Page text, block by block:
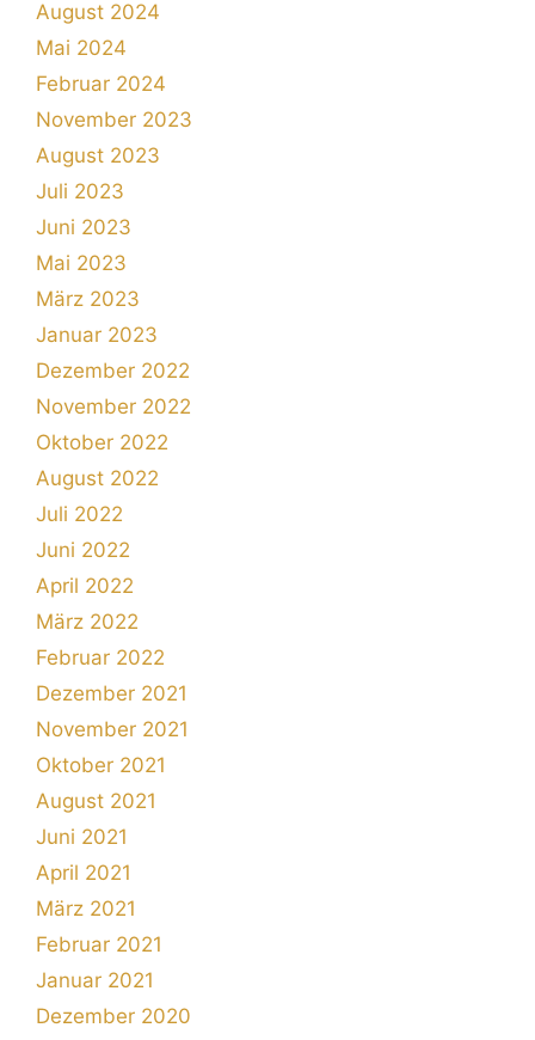
August 2024
Mai 2024
Februar 2024
November 2023
August 2023
Juli 2023
Juni 2023
Mai 2023
März 2023
Januar 2023
Dezember 2022
November 2022
Oktober 2022
August 2022
Juli 2022
Juni 2022
April 2022
März 2022
Februar 2022
Dezember 2021
November 2021
Oktober 2021
August 2021
Juni 2021
April 2021
März 2021
Februar 2021
Januar 2021
Dezember 2020